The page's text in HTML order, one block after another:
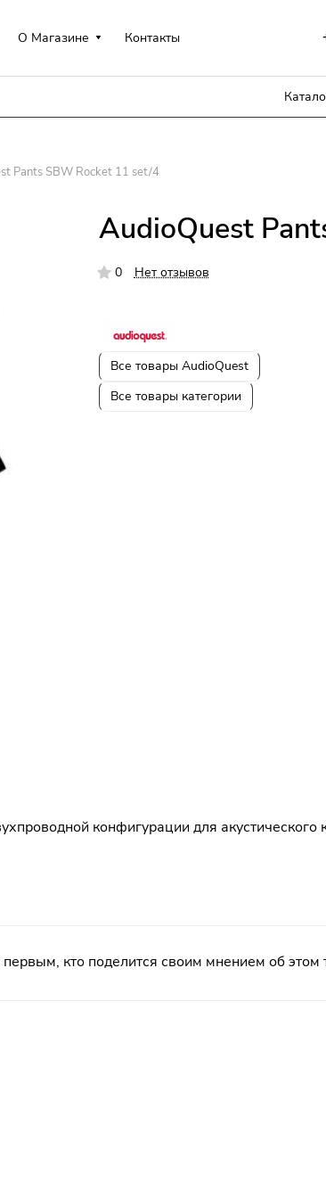
О Магазине Контакты
Pants SBW Rocket 11 set/4
AudioQuest
0 Нет отзывов
Все товары AudioQuest
Все товары категории
конфигурации для акустического
кто поделится своим мнением об этом